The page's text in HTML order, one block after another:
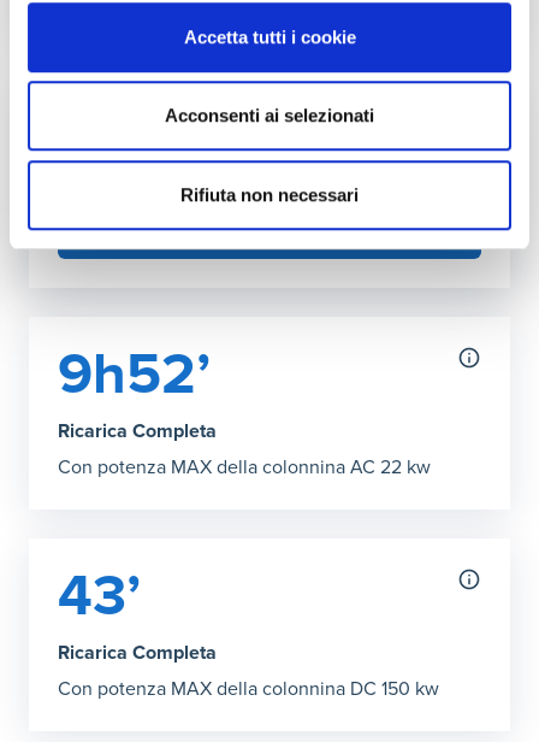
Accetta tutti i cookie
Acconsenti ai selezionati
Rifiuta non necessari
Grafico che mostra l'autonomia in chilometri ottenibile
30 minuti:335 km
Fai l'upgrade a più kW in casa
Puoi aumentare la potenza della tua rete
SCOPRI COME
9h52’
Ricarica Completa
Con potenza MAX della colonnina AC 22 kw
43’
Ricarica Completa
Con potenza MAX della colonnina DC 150 kw